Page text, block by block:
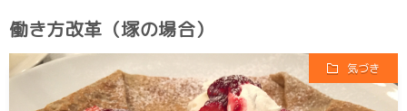
働き方改革（塚の場合）
気づき